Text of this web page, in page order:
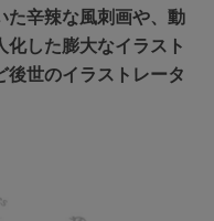
た辛辣な風刺画や、動
した膨大なイラスト
後世のイラストレータ